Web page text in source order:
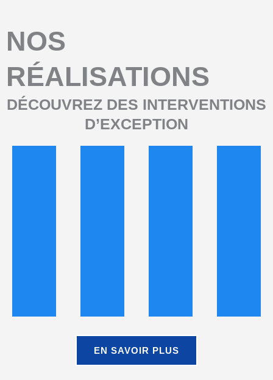
NOS
RÉALISATIONS
DÉCOUVREZ DES INTERVENTIONS
D’EXCEPTION
EN SAVOIR PLUS